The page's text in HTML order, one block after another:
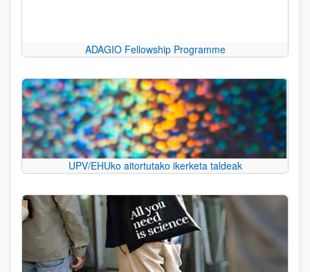
ADAGIO Fellowship Programme
UPV/EHUko aitortutako ikerketa taldeak